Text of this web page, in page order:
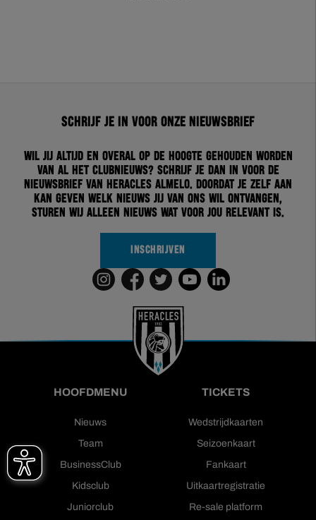
Schrijf je in voor onze nieuwsbrief
Wil jij altijd en overal op de hoogte gehouden worden
van al het clubnieuws? Schrijf je dan in voor de
nieuwsbrief van Heracles Almelo. Doordat je zelf aan
kan geven welk nieuws jij van ons wil ontvangen,
sturen wij alleen nieuws wat voor jou relevant is.
INSCHRIJVEN
HOOFDMENU
Nieuws
Team
BusinessClub
Kidsclub
Juniorclub
TICKETS
Wedstrijdkaarten
Seizoenkaart
Fankaart
Uitkaartregistratie
Re-sale platform